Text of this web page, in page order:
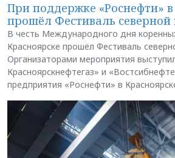
При поддержке «Роснефти»
прошёл Фестиваль северной
В честь Международного дня
Красноярске прошёл Фестиваль
Организаторами мероприятия
Красноярскнефтегаз» и
предприятия «Роснефти» в